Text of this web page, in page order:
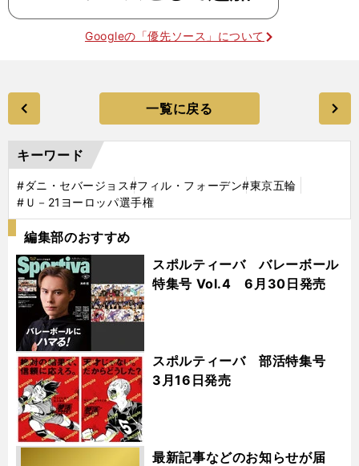
Googleの「優先ソース」について
一覧に戻る
キーワード
#ダニ・セバージョス#フィル・フォーデン#東京五輪
#Ｕ－21ヨーロッパ選手権
編集部のおすすめ
スポルティーバ バレーボール
特集号 Vol.4 6月30日発売
スポルティーバ 部活特集号
3月16日発売
最新記事などのお知らせが届